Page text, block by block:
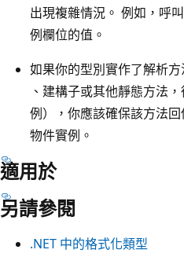
出現複雜情況。 例如，呼
例欄位的值。
如果你的型別實作了解析
、建構子或其他靜態方法
例），你應該確保該方法回
物件實例。
適用於
另請參閱
.NET 中的格式化類型